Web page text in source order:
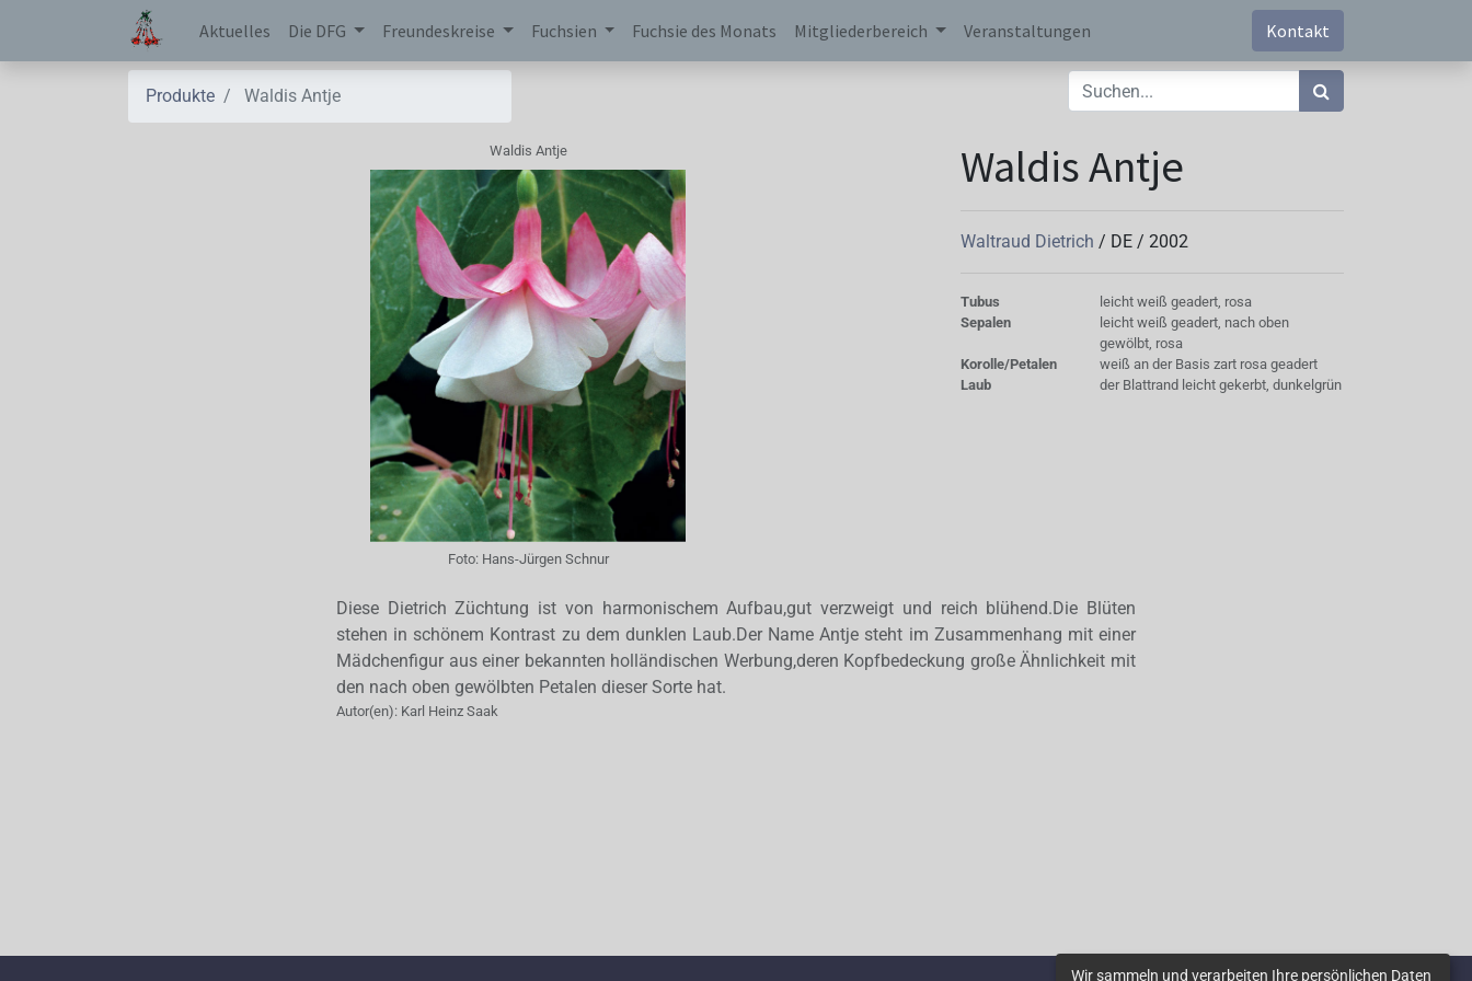
Aktuelles Die DFG Freundeskreise Fuchsien Fuchsie des Monats Mitgliederbereich Veranstaltungen Kontakt
Produkte Waldis Antje
Waldis Antje
Foto: Hans-Jürgen Schnur
Waldis Antje
Waltraud Dietrich / DE / 2002
Tubus
leicht weiß geadert, rosa
Sepalen
leicht weiß geadert, nach oben
gewölbt, rosa
Korolle/Petalen
weiß an der Basis zart rosa geadert
Laub
der Blattrand leicht gekerbt, dunkelgrün
Diese Dietrich Züchtung ist von harmonischem Aufbau,gut verzweigt und reich blühend.Die Blüten
stehen in schönem Kontrast zu dem dunklen Laub.Der Name Antje steht im Zusammenhang mit einer
Mädchenfigur aus einer bekannten holländischen Werbung,deren Kopfbedeckung große Ähnlichkeit mit
den nach oben gewölbten Petalen dieser Sorte hat.
Autor(en): Karl Heinz Saak
Wir sammeln und verarbeiten Ihre persönlichen Daten